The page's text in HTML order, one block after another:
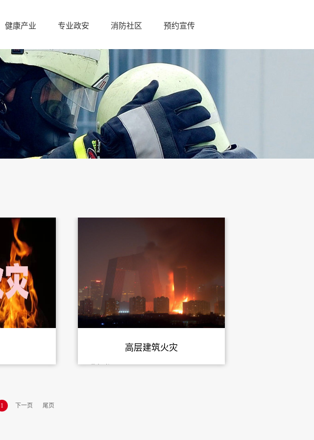
健康产业 专业政安 消防社区 预约宣传
高层建筑火灾
发布时间：--
1 下一页 尾页